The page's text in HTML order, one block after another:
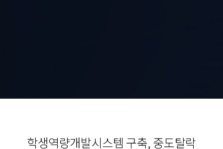
학생역량개발시스템 구축, 중도탈락